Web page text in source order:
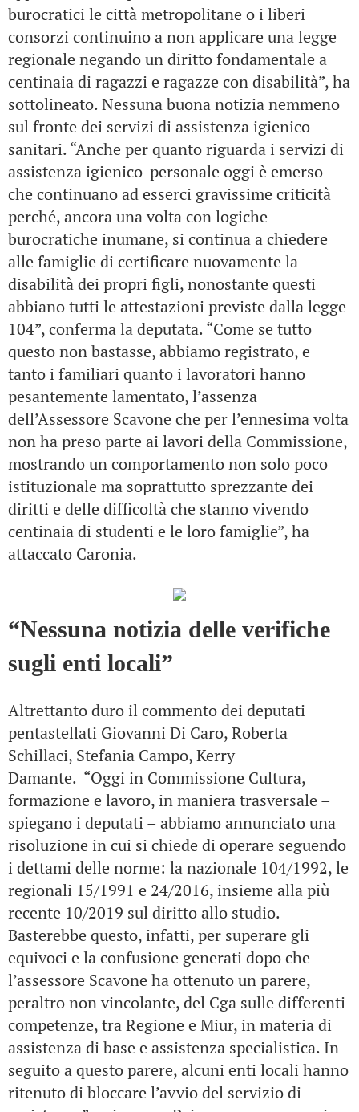
burocratici le città metropolitane o i liberi
consorzi continuino a non applicare una legge
regionale negando un diritto fondamentale a
centinaia di ragazzi e ragazze con disabilità”, ha
sottolineato. Nessuna buona notizia nemmeno
sul fronte dei servizi di assistenza igienico-
sanitari. “Anche per quanto riguarda i servizi di
assistenza igienico-personale oggi è emerso
che continuano ad esserci gravissime criticità
perché, ancora una volta con logiche
burocratiche inumane, si continua a chiedere
alle famiglie di certificare nuovamente la
disabilità dei propri figli, nonostante questi
abbiano tutti le attestazioni previste dalla legge
104”, conferma la deputata. “Come se tutto
questo non bastasse, abbiamo registrato, e
tanto i familiari quanto i lavoratori hanno
pesantemente lamentato, l’assenza
dell’Assessore Scavone che per l’ennesima volta
non ha preso parte ai lavori della Commissione,
mostrando un comportamento non solo poco
istituzionale ma soprattutto sprezzante dei
diritti e delle difficoltà che stanno vivendo
centinaia di studenti e le loro famiglie”, ha
attaccato Caronia.
“Nessuna notizia delle verifiche
sugli enti locali”
Altrettanto duro il commento dei deputati
pentastellati Giovanni Di Caro, Roberta
Schillaci, Stefania Campo, Kerry
Damante. “Oggi in Commissione Cultura,
formazione e lavoro, in maniera trasversale –
spiegano i deputati – abbiamo annunciato una
risoluzione in cui si chiede di operare seguendo
i dettami delle norme: la nazionale 104/1992, le
regionali 15/1991 e 24/2016, insieme alla più
recente 10/2019 sul diritto allo studio.
Basterebbe questo, infatti, per superare gli
equivoci e la confusione generati dopo che
l’assessore Scavone ha ottenuto un parere,
peraltro non vincolante, del Cga sulle differenti
competenze, tra Regione e Miur, in materia di
assistenza di base e assistenza specialistica. In
seguito a questo parere, alcuni enti locali hanno
ritenuto di bloccare l’avvio del servizio di